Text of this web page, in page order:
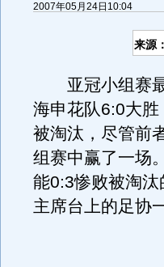
2007年05月24日10:04
来源
亚冠小组赛最
海申花队6:0大
被淘汰，尽管前
组赛中赢了一场
能0:3惨败被淘
主席台上的足协